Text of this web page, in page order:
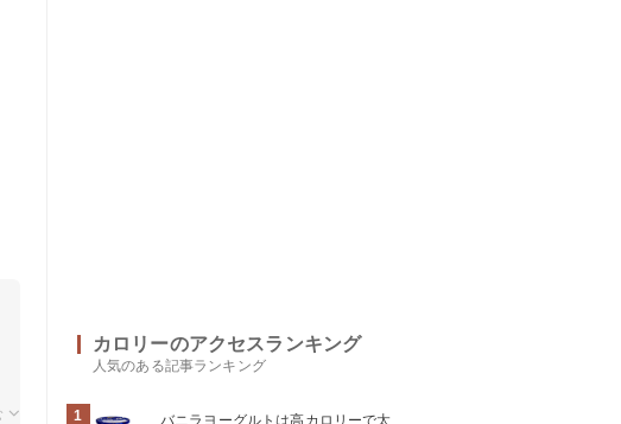
カロリーのアクセスランキング
人気のある記事ランキング
1
バニラヨーグルトは高カロリーで太